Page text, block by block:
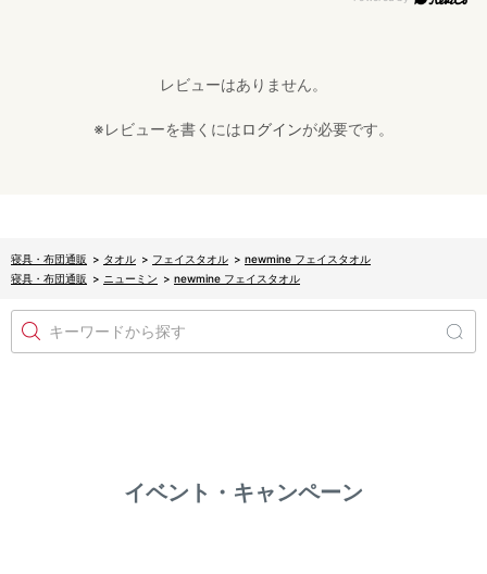
レビューはありません。
※レビューを書くにはログインが必要です。
寝具・布団通販 > タオル > フェイスタオル > newmine フェイスタオル
寝具・布団通販 > ニューミン > newmine フェイスタオル
キーワードから探す
イベント・キャンペーン